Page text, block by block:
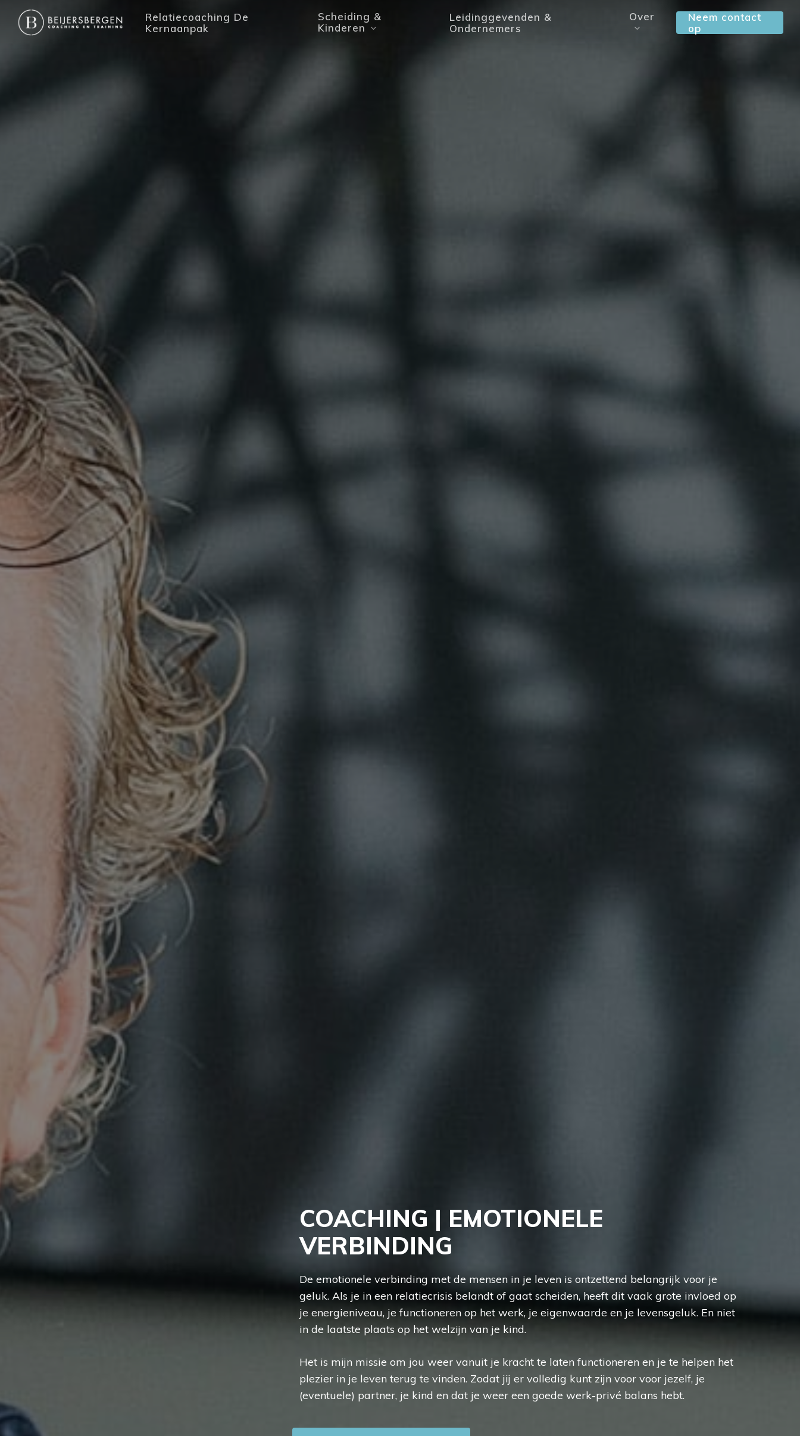
Relatiecoaching De
Kernaanpak
Scheiding &
Kinderen
Leidinggevenden &
Ondernemers
Over
Neem contact
op
COACHING | EMOTIONELE
VERBINDING
De emotionele verbinding met de mensen in je leven is ontzettend belangrijk voor je
geluk. Als je in een relatiecrisis belandt of gaat scheiden, heeft dit vaak grote invloed op
je energieniveau, je functioneren op het werk, je eigenwaarde en je levensgeluk. En niet
in de laatste plaats op het welzijn van je kind.
Het is mijn missie om jou weer vanuit je kracht te laten functioneren en je te helpen het
plezier in je leven terug te vinden. Zodat jij er volledig kunt zijn voor voor jezelf, je
(eventuele) partner, je kind en dat je weer een goede werk-privé balans hebt.